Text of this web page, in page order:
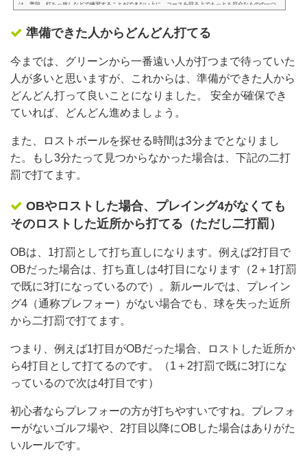
は、普段、打ちっ放しなどで練習することができない上に、コースを回る上でもっとも厄介なものの一つ
ので、初心者の方も安心してお読みいただけます。 普通のショットとの違いは実はココだけ！！バンカー
ショットの基本的な構え方と打ち方。普通のショットとバンカーショットの違いは、大きく分けるとたっ
準備できた人からどんどん打てる
今までは、グリーンから一番遠い人が打つまで待っていた
人が多いと思いますが、これからは、準備ができた人から
どんどん打って良いことになりました。 安全が確保でき
ていれば、どんどん進めましょう。
また、ロストボールを探せる時間は3分までとなりまし
た。もし3分たって見つからなかった場合は、下記の二打
罰で打てます。
OBやロストした場合、プレイング4がなくても
そのロストした近所から打てる（ただし二打罰）
OBは、1打罰として打ち直しになります。例えば2打目で
OBだった場合は、打ち直しは4打目になります（2＋1打罰
で既に3打になっているので）。新ルールでは、プレイン
グ4（通称プレフォー）がない場合でも、球を失った近所
から二打罰で打てます。
つまり、例えば1打目がOBだった場合、ロストした近所か
ら4打目として打てるのです。（1＋2打罰で既に3打にな
っているので次は4打目です）
初心者ならプレフォーの方が打ちやすいですね。プレフォ
ーがないゴルフ場や、2打目以降にOBした場合はありがた
いルールです。